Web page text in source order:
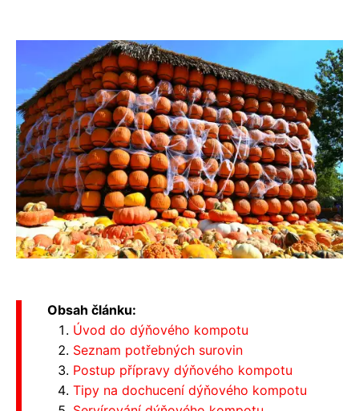
Obsah článku:
Úvod do dýňového kompotu
Seznam potřebných surovin
Postup přípravy dýňového kompotu
Tipy na dochucení dýňového kompotu